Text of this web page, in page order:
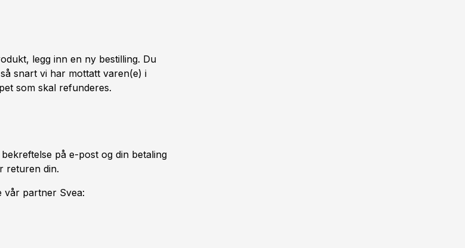
legg inn en ny bestilling. Du
snart vi har mottatt varen(e) i
som skal refunderes.
på e-post og din betaling
returen din.
vår partner Svea: